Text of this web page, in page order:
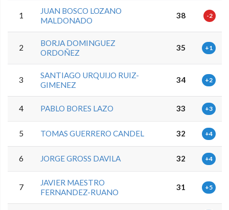
1
JUAN BOSCO LOZANO
MALDONADO
38 -2
2
BORJA DOMINGUEZ
ORDOÑEZ
35 +1
3
SANTIAGO URQUIJO RUIZ-
GIMENEZ
34 +2
4 PABLO BORES LAZO 33 +3
5 TOMAS GUERRERO CANDEL 32 +4
6 JORGE GROSS DAVILA 32 +4
7
JAVIER MAESTRO
FERNANDEZ-RUANO
31 +5